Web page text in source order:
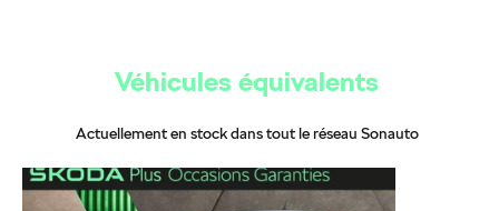
Véhicules équivalents
Actuellement en stock dans tout le réseau Sonauto